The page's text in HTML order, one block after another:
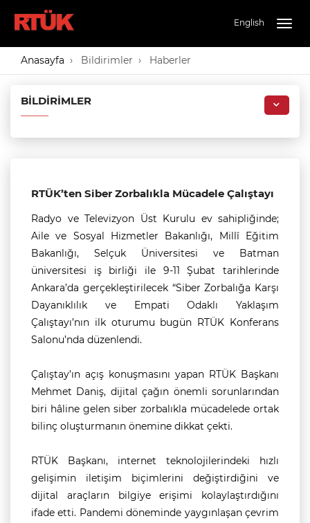
English
Anasayfa Bildirimler Haberler
BILDIRIMLER
RTÜK’ten Siber Zorbalıkla Mücadele Çalıştayı
Radyo ve Televizyon Üst Kurulu ev sahipliğinde;
Aile ve Sosyal Hizmetler Bakanlığı, Millî Eğitim
Bakanlığı, Selçuk Üniversitesi ve Batman
üniversitesi iş birliği ile 9-11 Şubat tarihlerinde
Ankara’da gerçekleştirilecek “Siber Zorbalığa Karşı
Dayanıklılık ve Empati Odaklı Yaklaşım
Çalıştayı’nın ilk oturumu bugün RTÜK Konferans
Salonu’nda düzenlendi.
Çalıştay’ın açış konuşmasını yapan RTÜK Başkanı
Mehmet Daniş, dijital çağın önemli sorunlarından
biri hâline gelen siber zorbalıkla mücadelede ortak
bilinç oluşturmanın önemine dikkat çekti.
RTÜK Başkanı, internet teknolojilerindeki hızlı
gelişimin iletişim biçimlerini değiştirdiğini ve
dijital araçların bilgiye erişimi kolaylaştırdığını
ifade etti. Pandemi döneminde yaygınlaşan çevrim